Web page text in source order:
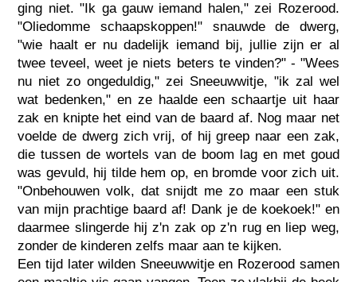
ging niet. "Ik ga gauw iemand halen," zei Rozerood.
"Oliedomme schaapskoppen!" snauwde de dwerg,
"wie haalt er nu dadelijk iemand bij, jullie zijn er al
twee teveel, weet je niets beters te vinden?" - "Wees
nu niet zo ongeduldig," zei Sneeuwwitje, "ik zal wel
wat bedenken," en ze haalde een schaartje uit haar
zak en knipte het eind van de baard af. Nog maar net
voelde de dwerg zich vrij, of hij greep naar een zak,
die tussen de wortels van de boom lag en met goud
was gevuld, hij tilde hem op, en bromde voor zich uit.
"Onbehouwen volk, dat snijdt me zo maar een stuk
van mijn prachtige baard af! Dank je de koekoek!" en
daarmee slingerde hij z'n zak op z'n rug en liep weg,
zonder de kinderen zelfs maar aan te kijken.
Een tijd later wilden Sneeuwwitje en Rozerood samen